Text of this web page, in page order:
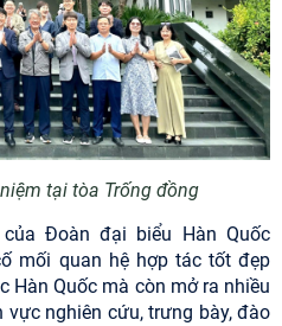
tại tòa Trống đồng
Đoàn đại biểu Hàn Quốc
mối quan hệ hợp tác tốt đẹp
Hàn Quốc mà còn mở ra nhiều
nghiên cứu, trưng bày, đào